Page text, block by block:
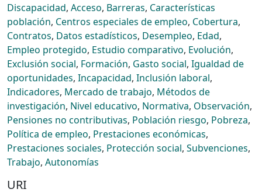
Discapacidad, Acceso, Barreras, Características
población, Centros especiales de empleo, Cobertura,
Contratos, Datos estadísticos, Desempleo, Edad,
Empleo protegido, Estudio comparativo, Evolución,
Exclusión social, Formación, Gasto social, Igualdad de
oportunidades, Incapacidad, Inclusión laboral,
Indicadores, Mercado de trabajo, Métodos de
investigación, Nivel educativo, Normativa, Observación,
Pensiones no contributivas, Población riesgo, Pobreza,
Política de empleo, Prestaciones económicas,
Prestaciones sociales, Protección social, Subvenciones,
Trabajo, Autonomías
URI